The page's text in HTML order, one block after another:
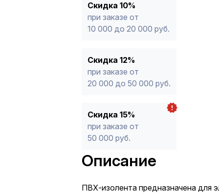
Скидка 10%
при заказе от
10 000 до 20 000 руб.
Скидка 12%
при заказе от
20 000 до 50 000 руб.
Скидка 15%
при заказе от
50 000 руб.
Описание
ПВХ-изолента предназначена для